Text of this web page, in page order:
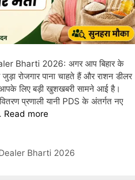
Bharti 2026: अगर आप बिहार के
रोजगार पाना चाहते हैं और राशन डीलर
लिए बड़ी खुशखबरी सामने आई है।
प्रणाली यानी PDS के अंतर्गत नए
Read more
Bharti 2026